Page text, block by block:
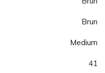
Brun
Medium
41